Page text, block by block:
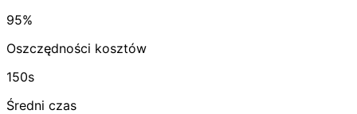
95%
Oszczędności kosztów
150s
Średni czas